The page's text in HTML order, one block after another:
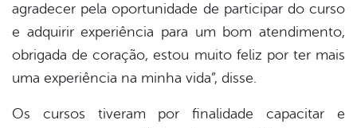
agradecer pela oportunidade de participar do curso
e adquirir experiência para um bom atendimento,
obrigada de coração, estou muito feliz por ter mais
uma experiência na minha vida”, disse.
Os cursos tiveram por finalidade capacitar e